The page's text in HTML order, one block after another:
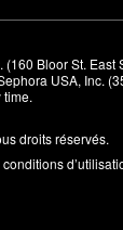
Bloor St.
USA, Inc.
droits réservés.
conditions